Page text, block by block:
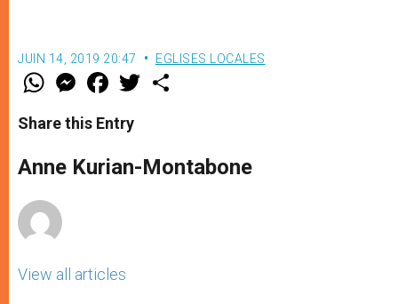
JUIN 14, 2019 20:47 EGLISES LOCALES
W
t
s
p
p
M
e
s
e
g
e
F
a
e
b
o
k
w
r
Share this Entry
Anne Kurian-Montabone
View all articles